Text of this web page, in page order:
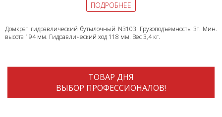
ПОДРОБНЕЕ
Домкрат гидравлический бутылочный N3103. Грузоподъемность 3т. Мин.
высота 194 мм. Гидравлический ход 118 мм. Вес 3,4 кг.
ТОВАР ДНЯ
ВЫБОР ПРОФЕССИОНАЛОВ!